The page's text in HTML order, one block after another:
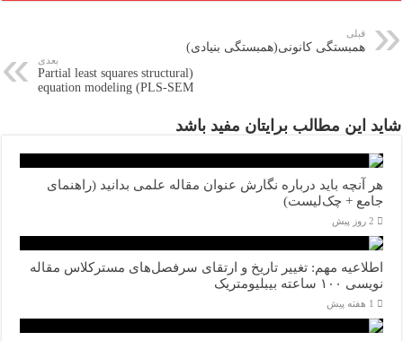
قبلی
همبستگی کانونی(همبستگی بنیادی)
بعدی
(Partial least squares structural
equation modeling (PLS-SEM
شاید این مطالب برایتان مفید باشد
هر آنچه باید درباره نگارش عنوان مقاله علمی بدانید (راهنمای
جامع + چک‌لیست)
2 روز پیش
اطلاعیه مهم: تغییر تاریخ و ارتقای سرفصل‌های مسترکلاس مقاله
نویسی ۱۰۰ ساعته بیبلیومتریک
1 هفته پیش